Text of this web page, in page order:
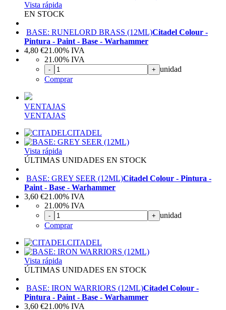
Vista rápida
EN STOCK
BASE: RUNELORD BRASS (12ML)Citadel Colour -
Pintura - Paint - Base - Warhammer
4,80 €21.00% IVA
21.00% IVA
- + unidad
Comprar
VENTAJAS
VENTAJAS
CITADEL
Vista rápida
ÚLTIMAS UNIDADES EN STOCK
BASE: GREY SEER (12ML)Citadel Colour - Pintura -
Paint - Base - Warhammer
3,60 €21.00% IVA
21.00% IVA
- + unidad
Comprar
CITADEL
Vista rápida
ÚLTIMAS UNIDADES EN STOCK
BASE: IRON WARRIORS (12ML)Citadel Colour -
Pintura - Paint - Base - Warhammer
3,60 €21.00% IVA